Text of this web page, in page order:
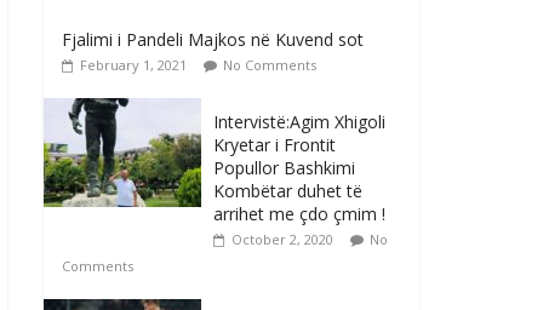
Fjalimi i Pandeli Majkos në Kuvend sot
February 1, 2021 No Comments
Intervistë:Agim Xhigoli
Kryetar i Frontit
Popullor Bashkimi
Kombëtar duhet të
arrihet me çdo çmim !
October 2, 2020
No
Comments